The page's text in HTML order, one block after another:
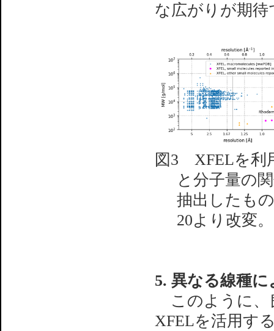
な広がりが期待
図3 XFELを利
と分子量の
抽出したも
20より改変。
5. 異なる線種
このように、
XFELを活用す